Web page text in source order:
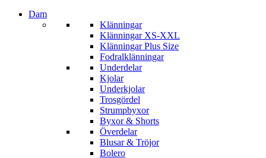
Dam
Klänningar
Klänningar XS-XXL
Klänningar Plus Size
Fodralklänningar
Underdelar
Kjolar
Underkjolar
Trosgördel
Strumpbyxor
Byxor & Shorts
Överdelar
Blusar & Tröjor
Bolero